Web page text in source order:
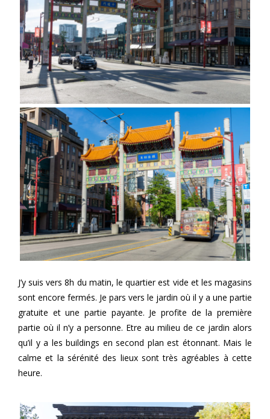
J’y suis vers 8h du matin, le quartier est vide et les magasins
sont encore fermés. Je pars vers le jardin où il y a une partie
gratuite et une partie payante. Je profite de la première
partie où il n’y a personne. Etre au milieu de ce jardin alors
qu’il y a les buildings en second plan est étonnant. Mais le
calme et la sérénité des lieux sont très agréables à cette
heure.